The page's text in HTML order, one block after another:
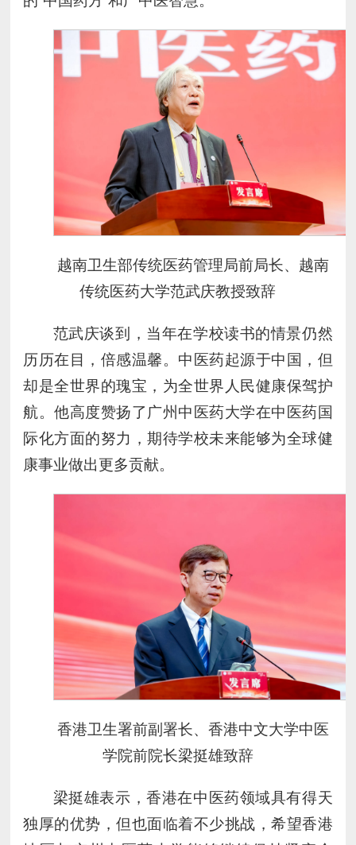
越南卫生部传统医药管理局前局长、越南
传统医药大学范武庆教授致辞
范武庆谈到，当年在学校读书的情景仍然
历历在目，倍感温馨。中医药起源于中国，但
却是全世界的瑰宝，为全世界人民健康保驾护
航。他高度赞扬了广州中医药大学在中医药国
际化方面的努力，期待学校未来能够为全球健
康事业做出更多贡献。
香港卫生署前副署长、香港中文大学中医
学院前院长梁挺雄致辞
梁挺雄表示，香港在中医药领域具有得天
独厚的优势，但也面临着不少挑战，希望香港